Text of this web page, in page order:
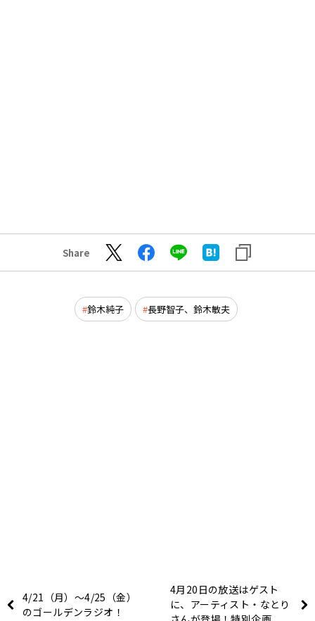
Share
鈴木純子 長野智子、鈴木敏夫
4/21（月）～4/25（金）
のゴールデンラジオ！
4月20日の放送はゲスト
に、アーティスト・なとり